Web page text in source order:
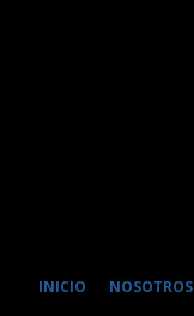
INICIO NOSOTROS